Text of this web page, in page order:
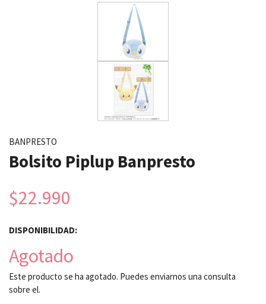
BANPRESTO
Bolsito Piplup Banpresto
$22.990
DISPONIBILIDAD:
Agotado
Este producto se ha agotado. Puedes enviarnos una consulta
sobre el.